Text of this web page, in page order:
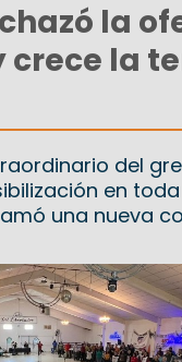
la
la
del
en
una nueva